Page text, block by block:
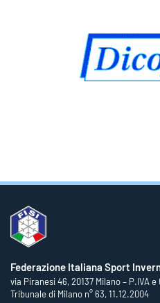
Federazione Italiana Sport
via Piranesi 46, 20137 Milano – P.IVA
Tribunale di Milano n° 63, 11.12.2004